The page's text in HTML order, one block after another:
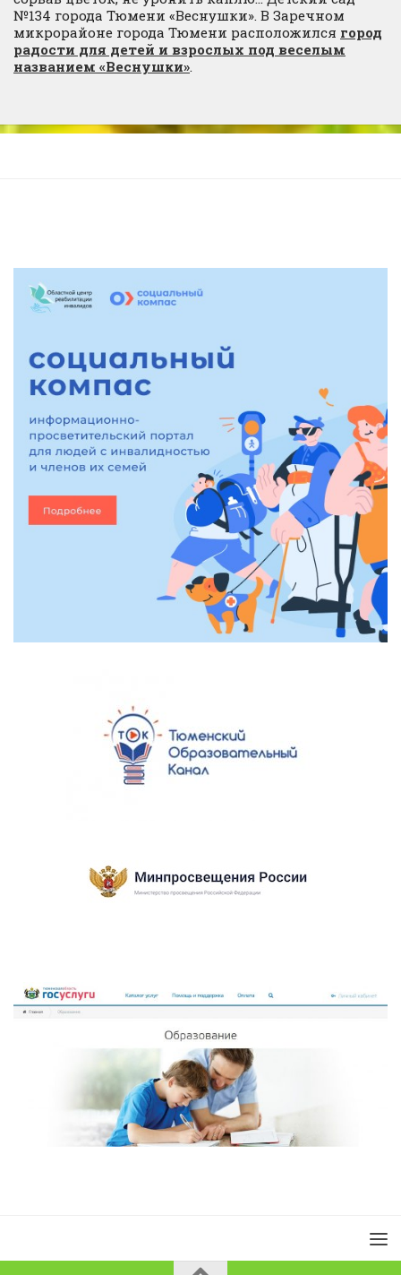
№134 города Тюмени «Веснушки». В Заречном
микрорайоне города Тюмени расположился город
радости для детей и взрослых под веселым
названием «Веснушки».